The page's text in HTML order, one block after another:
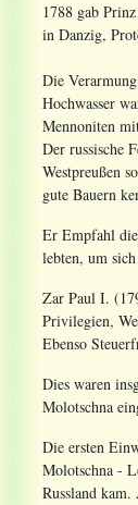
1788 gab
in Danzig,
Die
Hochwasser
Mennoniten
Der russische
Westpreußen
gute Bauern
Er Empfahl
lebten, um
Zar Paul I.
Privilegien,
Ebenso
Dies waren
Molotschna
Die ersten
Molotschna -
Russland kam.